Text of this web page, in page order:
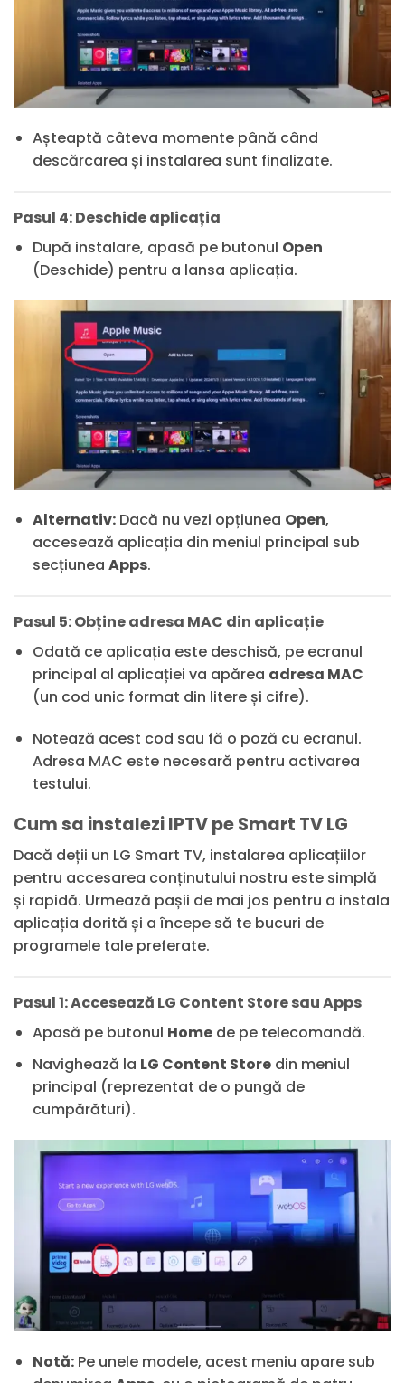
Așteaptă câteva momente până când
descărcarea și instalarea sunt finalizate.
Pasul 4: Deschide aplicația
După instalare, apasă pe butonul Open
(Deschide) pentru a lansa aplicația.
Alternativ:Dacă nu vezi opțiunea Open,
accesează aplicația din meniul principal sub
secțiunea Apps.
Pasul 5: Obține adresa MAC din aplicație
Odată ce aplicația este deschisă, pe ecranul
principal al aplicației va apărea adresa MAC
(un cod unic format din litere și cifre).
Notează acest cod sau fă o poză cu ecranul.
Adresa MAC este necesară pentru activarea
testului.
Cum sa instalezi IPTV pe Smart TV LG
Dacă deții un LG Smart TV, instalarea aplicațiilor
pentru accesarea conținutului nostru este simplă
și rapidă. Urmează pașii de mai jos pentru a instala
aplicația dorită și a începe să te bucuri de
programele tale preferate.
Pasul 1: Accesează LG Content Store sau Apps
Apasă pe butonul Homede pe telecomandă.
Navighează la LG Content Storedin meniul
principal (reprezentat de o pungă de
cumpărături).
Notă:Pe unele modele, acest meniu apare sub